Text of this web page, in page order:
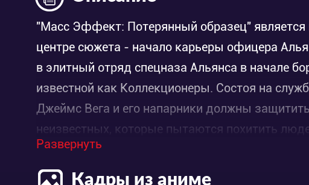
"Масс Эффект: Потерянный образец" является
центре сюжета - начало карьеры офицера
в элитный отряд спецназа Альянса в начале
известной как Коллекционеры. Состоя на
Джеймс Вега и его напарники должны
неизвестных, которые пытаются похитить
Развернуть
Кадры из аниме